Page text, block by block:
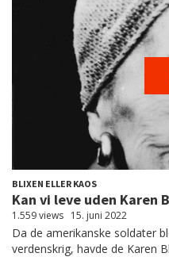
BLIXEN ELLER KAOS
Kan vi leve uden Karen
1.559 views 15. juni 2022
Da de amerikanske soldater
verdenskrig, havde de Karen